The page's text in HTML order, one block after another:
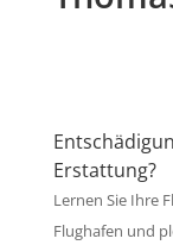
Erstattung?
Lernen Sie Ihre
Flughafen und